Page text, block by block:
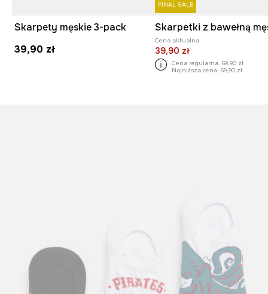
Skarpety męskie 3-pack
39,90 zł
FINAL SALE
Cena aktualna:
39,90 zł
Cena regularna: 69,90 zł
Najniższa cena: 69,90 zł